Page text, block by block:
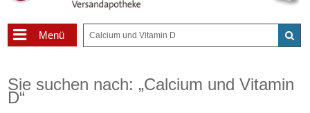
Menü
Sie suchen nach: „Calcium und Vitamin
D“